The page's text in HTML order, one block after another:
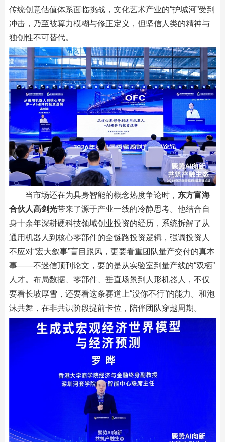
传统创意估值体系面临挑战，文化艺术产业的“护城河”受到
冲击，乃至被算力模糊与修正定义，但坚信人类的精神与
独创性不可替代。
当市场还在为具身智能的概念热度争论时， 东方富海
合伙人高剑光带来了源于产业一线的冷静思考。他结合自
身十余年深耕硬科技领域创业投资的经历，系统拆解了从
通用机器人到核心零部件的全链路投资逻辑，强调投资人
不应对“宏大叙事”盲目跟风，更要看重团队量产交付的真本
事——不迷信顶刊论文，要的是从实验室到量产线的“双栖”
人才。布局数据、零部件、垂直场景到人形机器人，不仅
要看长坡厚雪，还要看这条赛道上“没你不行”的能力。和泡
沫共舞，在非共识阶段提前卡位，陪伴团队穿越周期。